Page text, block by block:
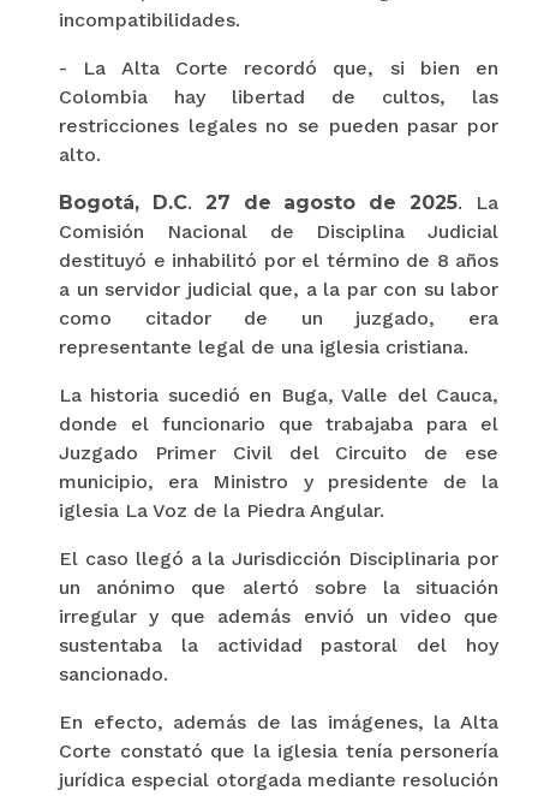
incompatibilidades.
- La Alta Corte recordó que, si bien en
Colombia hay libertad de cultos, las
restricciones legales no se pueden pasar por
alto.
Bogotá, D.C. 27 de agosto de 2025. La
Comisión Nacional de Disciplina Judicial
destituyó e inhabilitó por el término de 8 años
a un servidor judicial que, a la par con su labor
como citador de un juzgado, era
representante legal de una iglesia cristiana.
La historia sucedió en Buga, Valle del Cauca,
donde el funcionario que trabajaba para el
Juzgado Primer Civil del Circuito de ese
municipio, era Ministro y presidente de la
iglesia La Voz de la Piedra Angular.
El caso llegó a la Jurisdicción Disciplinaria por
un anónimo que alertó sobre la situación
irregular y que además envió un video que
sustentaba la actividad pastoral del hoy
sancionado.
En efecto, además de las imágenes, la Alta
Corte constató que la iglesia tenía personería
jurídica especial otorgada mediante resolución